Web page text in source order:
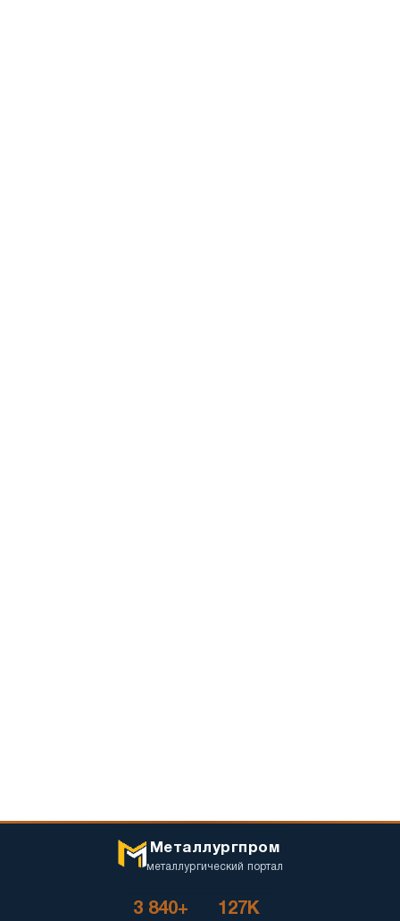
Металлургпром
металлургический портал
3 840+ 127K